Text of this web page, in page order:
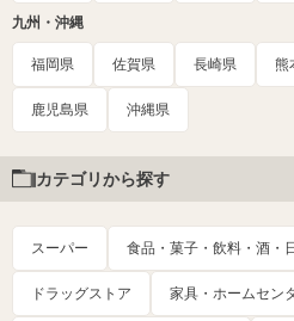
九州・沖縄
福岡県 佐賀県 長崎県 熊
鹿児島県 沖縄県
カテゴリから探す
スーパー 食品・菓子・飲料・酒・
ドラッグストア 家具・ホームセン